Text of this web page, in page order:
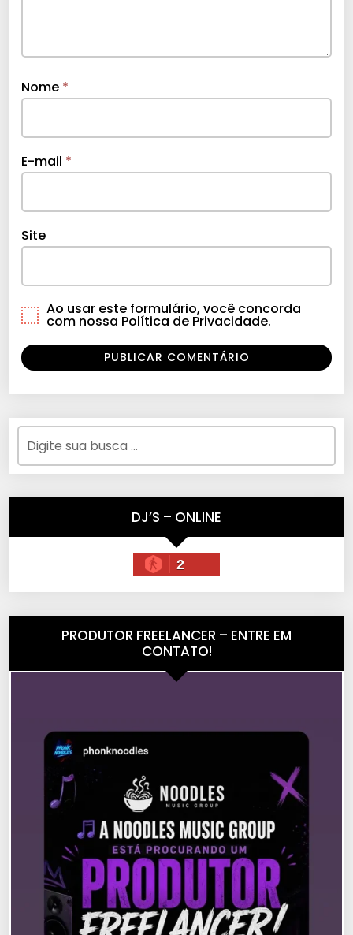
Nome *
E-mail *
Site
Ao usar este formulário, você concorda
com nossa Política de Privacidade.
DJ’S – ONLINE
2
PRODUTOR FREELANCER – ENTRE EM
CONTATO!